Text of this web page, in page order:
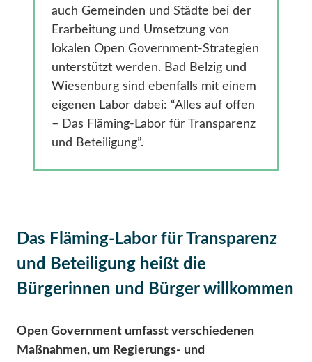
auch Gemeinden und Städte bei der
Erarbeitung und Umsetzung von
lokalen Open Government-Strategien
unterstützt werden. Bad Belzig und
Wiesenburg sind ebenfalls mit einem
eigenen Labor dabei: “Alles auf offen
– Das Fläming-Labor für Transparenz
und Beteiligung”.
Das Fläming-Labor für Transparenz
und Beteiligung heißt die
Bürgerinnen und Bürger willkommen
Open Government umfasst verschiedenen
Maßnahmen, um Regierungs- und